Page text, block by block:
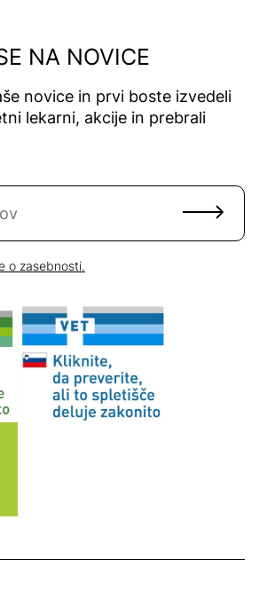
NA NOVICE
novice in prvi boste izvedeli
lekarni, akcije in prebrali
o zasebnosti.